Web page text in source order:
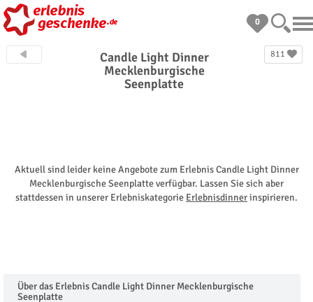
0
811
Candle Light Dinner
Mecklenburgische
Seenplatte
Aktuell sind leider keine Angebote zum Erlebnis Candle Light Dinner
Mecklenburgische Seenplatte verfügbar. Lassen Sie sich aber
stattdessen in unserer Erlebniskategorie Erlebnisdinnerinspirieren.
Über das Erlebnis Candle Light Dinner Mecklenburgische
Seenplatte